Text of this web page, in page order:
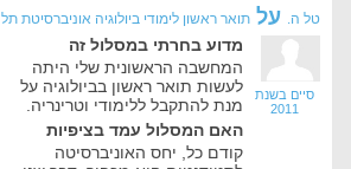
טל ה. על תואר ראשון לימודי ביולוגיה אוניברסיטת
סיים בשנת
2011
מדוע בחרתי במסלול זה
המחשבה הראשונית שלי היתה
לעשות תואר ראשון בביולוגיה על
מנת להתקבל ללימודי וטרינריה.
האם המסלול עמד בציפיות
קודם כל, יחס האוניברסיטה